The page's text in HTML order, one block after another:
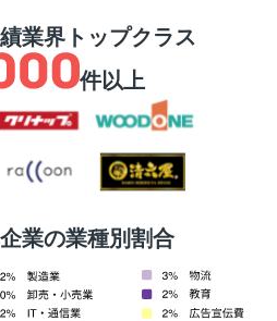
業界トップクラス
件以上
業の業種別割合